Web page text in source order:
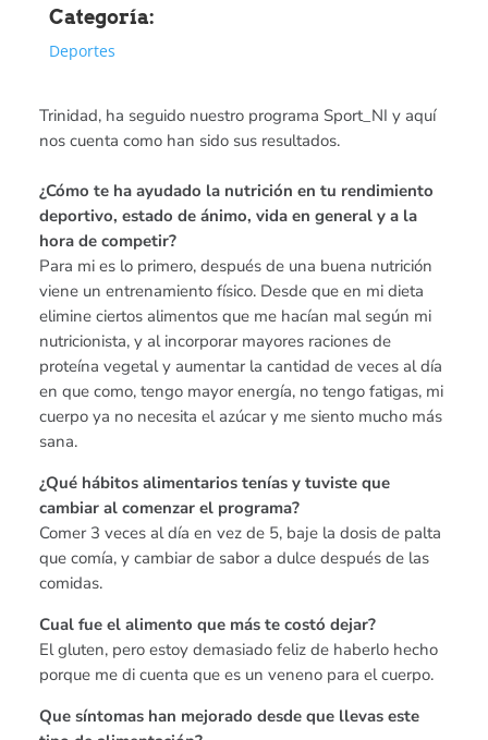
Categoría:
Deportes
Trinidad, ha seguido nuestro programa Sport_NI y aquí
nos cuenta como han sido sus resultados.
¿Cómo te ha ayudado la nutrición en tu rendimiento
deportivo, estado de ánimo, vida en general y a la
hora de competir?
Para mi es lo primero, después de una buena nutrición
viene un entrenamiento físico. Desde que en mi dieta
elimine ciertos alimentos que me hacían mal según mi
nutricionista, y al incorporar mayores raciones de
proteína vegetal y aumentar la cantidad de veces al día
en que como, tengo mayor energía, no tengo fatigas, mi
cuerpo ya no necesita el azúcar y me siento mucho más
sana.
¿Qué hábitos alimentarios tenías y tuviste que
cambiar al comenzar el programa?
Comer 3 veces al día en vez de 5, baje la dosis de palta
que comía, y cambiar de sabor a dulce después de las
comidas.
Cual fue el alimento que más te costó dejar?
El gluten, pero estoy demasiado feliz de haberlo hecho
porque me di cuenta que es un veneno para el cuerpo.
Que síntomas han mejorado desde que llevas este